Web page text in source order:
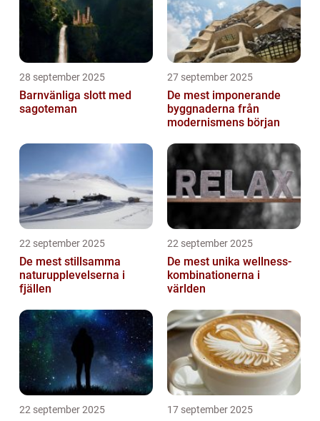
28 september 2025
Barnvänliga slott med
sagoteman
27 september 2025
De mest imponerande
byggnaderna från
modernismens början
22 september 2025
De mest stillsamma
naturupplevelserna i
fjällen
22 september 2025
De mest unika wellness-
kombinationerna i
världen
22 september 2025 17 september 2025